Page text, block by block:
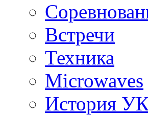
Встречи
Техника
Microwaves
История